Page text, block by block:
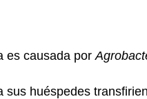
es causada por
huéspedes